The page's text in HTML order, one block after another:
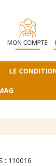
MON COMPTE
LE
: 110016